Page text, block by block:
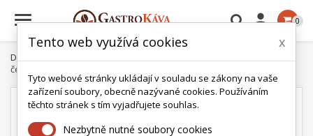
 0
Domů
černý mlýnek na kávu s váhou
Tento web využívá cookies x
Tyto webové stránky ukládají v souladu se zákony na vaše
zařízení soubory, obecně nazývané cookies. Používáním
těchto stránek s tím vyjadřujete souhlas.
Nezbytně nutné soubory cookies